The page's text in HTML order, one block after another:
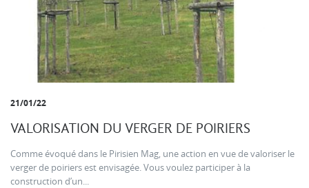
21/01/22
VALORISATION DU VERGER DE POIRIERS
Comme évoqué dans le Pirisien Mag, une action en vue de valoriser le
verger de poiriers est envisagée. Vous voulez participer à la
construction d’un...